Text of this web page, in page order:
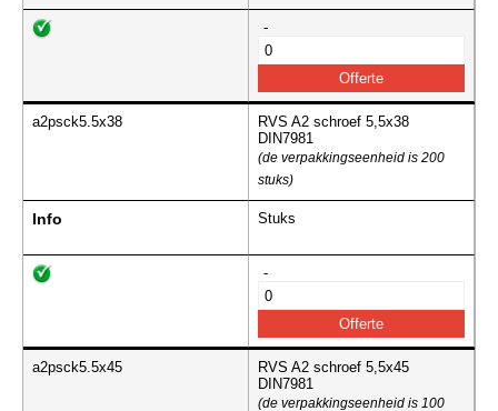
-
a2psck5.5x38
RVS A2 schroef 5,5x38
DIN7981
(de verpakkingseenheid is 200
stuks)
Info Stuks
-
a2psck5.5x45
RVS A2 schroef 5,5x45
DIN7981
(de verpakkingseenheid is 100